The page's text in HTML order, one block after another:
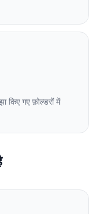
किए गए फ़ोल्डरों में